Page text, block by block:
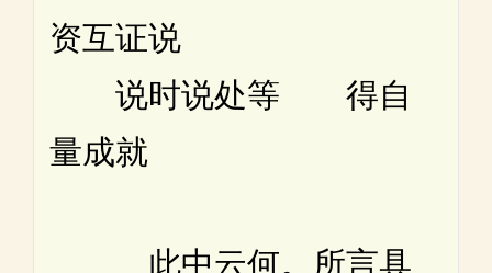
资互证说
说时说处等 得自
量成就
此中云何。所言具